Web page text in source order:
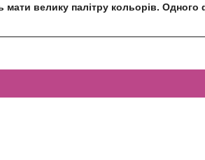
мати велику палітру кольорів.